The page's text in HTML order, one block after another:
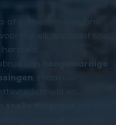
of gameconsoles, ons
dat elk apparaat snel,
van
hoogwaardige
, zodat uw
en